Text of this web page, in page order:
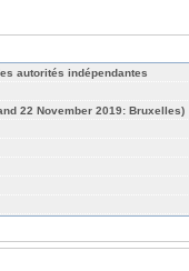
autorités indépendantes
22 November 2019: Bruxelles)